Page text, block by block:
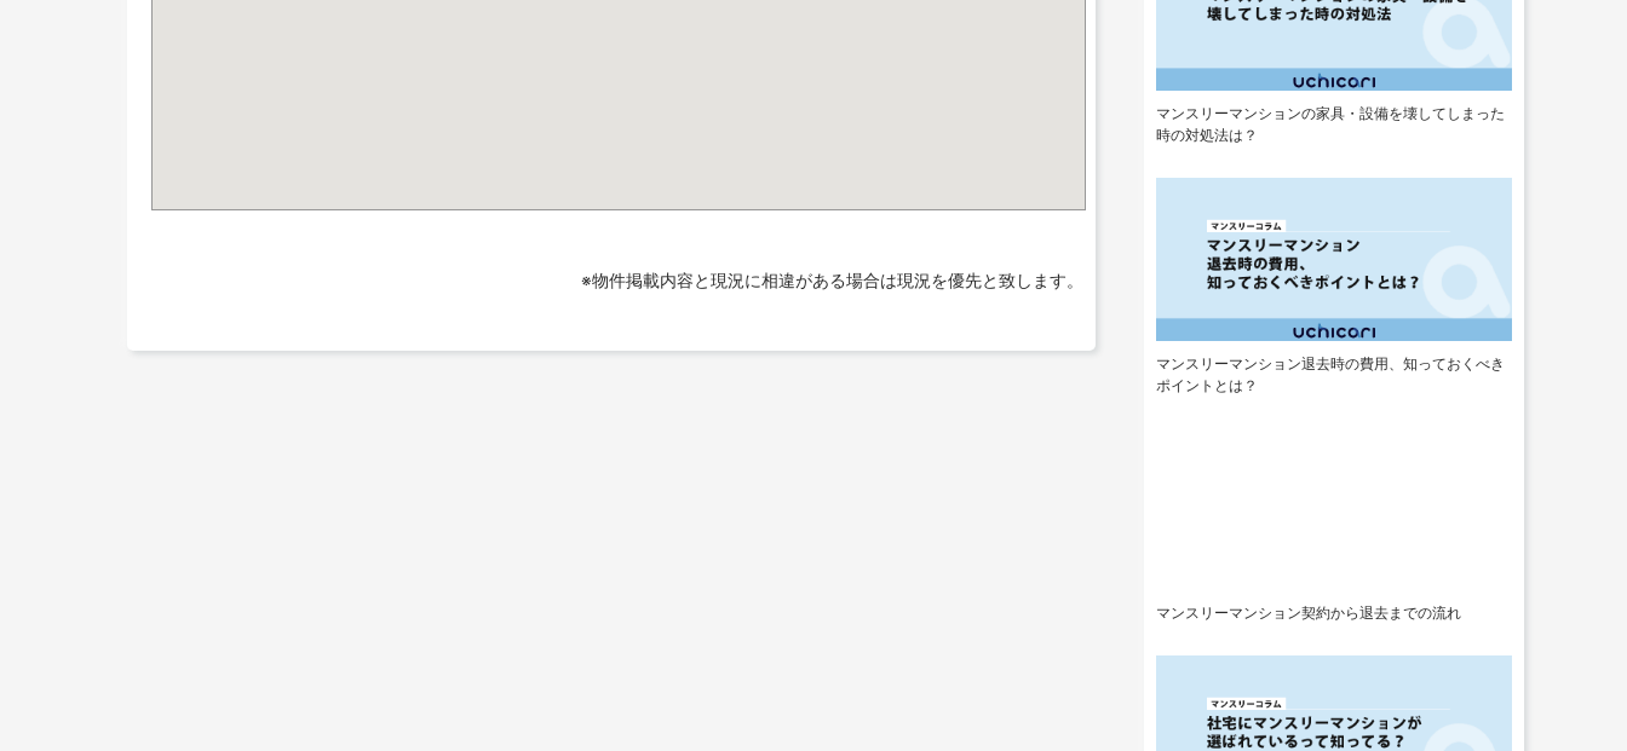
※物件掲載内容と現況に相違がある場合は現況を優先と致します。
マンスリーマンションの家具・設備を壊してしまった
時の対処法は？
マンスリーマンション退去時の費用、知っておくべき
ポイントとは？
マンスリーマンション契約から退去までの流れ